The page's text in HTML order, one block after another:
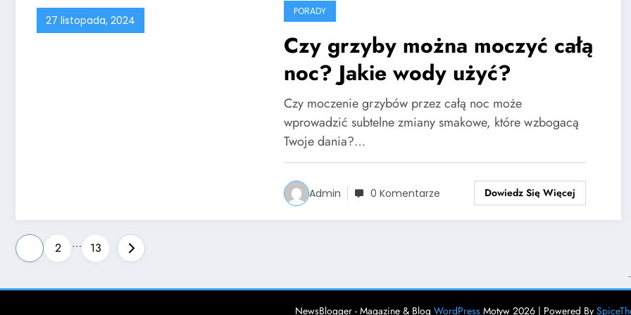
27 listopada, 2024
PORADY
Czy grzyby można moczyć całą
noc? Jakie wody użyć?
Czy moczenie grzybów przez całą noc może
wprowadzić subtelne zmiany smakowe, które wzbogacą
Twoje dania?…
Admin 0 Komentarze Dowiedz Się Więcej
Stronicowanie
wpisów
2 … 13
NewsBlogger - Magazine & Blog WordPress Motyw 2026 | Powered By